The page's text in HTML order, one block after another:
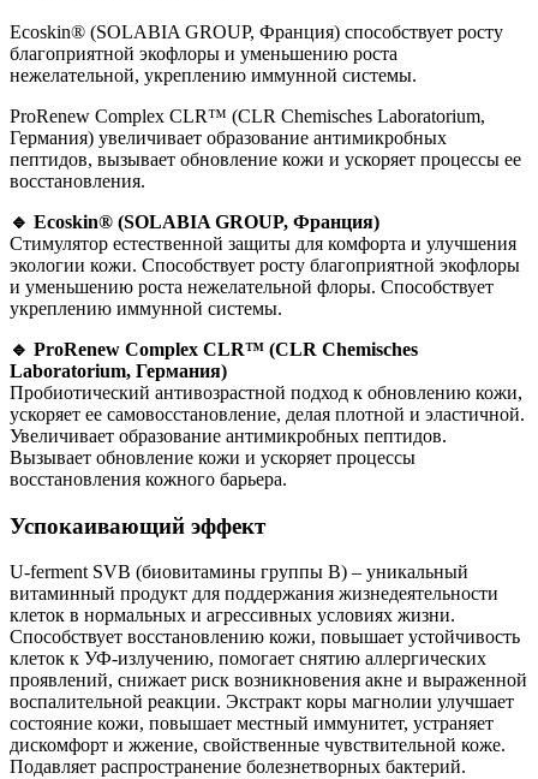
Ecoskin® (SOLABIA GROUP, Франция) способствует росту
благоприятной экофлоры и уменьшению роста
нежелательной, укреплению иммунной системы.
ProRenew Complex CLR™ (CLR Chemisches Laboratorium,
Германия) увеличивает образование антимикробных
пептидов, вызывает обновление кожи и ускоряет процессы ее
восстановления.
🔹 Ecoskin® (SOLABIA GROUP, Франция)
Стимулятор естественной защиты для комфорта и улучшения
экологии кожи. Способствует росту благоприятной экофлоры
и уменьшению роста нежелательной флоры. Способствует
укреплению иммунной системы.
🔹 ProRenew Complex CLR™ (CLR Chemisches
Laboratorium, Германия)
Пробиотический антивозрастной подход к обновлению кожи,
ускоряет ее самовосстановление, делая плотной и эластичной.
Увеличивает образование антимикробных пептидов.
Вызывает обновление кожи и ускоряет процессы
восстановления кожного барьера.
Успокаивающий эффект
U-ferment SVB (биовитамины группы В) – уникальный
витаминный продукт для поддержания жизнедеятельности
клеток в нормальных и агрессивных условиях жизни.
Способствует восстановлению кожи, повышает устойчивость
клеток к УФ-излучению, помогает снятию аллергических
проявлений, снижает риск возникновения акне и выраженной
воспалительной реакции. Экстракт коры магнолии улучшает
состояние кожи, повышает местный иммунитет, устраняет
дискомфорт и жжение, свойственные чувствительной коже.
Подавляет распространение болезнетворных бактерий.